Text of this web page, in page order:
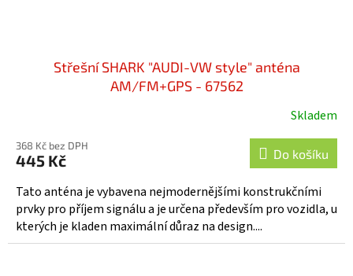
Střešní SHARK "AUDI-VW style" anténa
AM/FM+GPS - 67562
Skladem
368 Kč bez DPH
445 Kč Do košíku
Tato anténa je vybavena nejmodernějšími konstrukčními
prvky pro příjem signálu a je určena především pro vozidla, u
kterých je kladen maximální důraz na design....